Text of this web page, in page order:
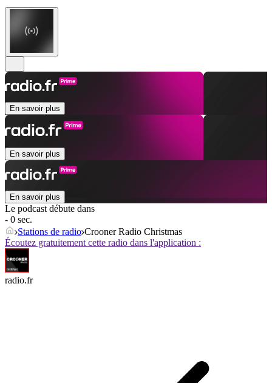
En savoir plus
En savoir plus
En savoir plus
Le podcast débute dans
- 0 sec.
Stations de radio Crooner Radio Christmas
Écoutez gratuitement cette radio dans l'application :
radio.fr